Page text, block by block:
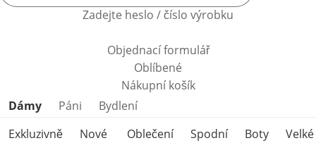
Zadejte heslo / číslo výrobku
Objednací formulář
Oblíbené
Nákupní košík
Přeskočit kategorie produktů
Dámy Páni
Bydlení
Exkluzivně
Nové
Oblečení
Spodní
Boty
Velké